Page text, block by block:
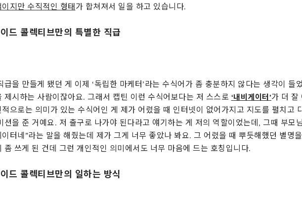
지만 수직적인 형태 가 합쳐져서 일을 하고 있습니다.
드 콜렉티브만의 특별한 직급
급을 만들게 됐던 게 이제 ‘독립한 마케터’라는 수식어가 좀 충분하지 않다는 생각이 들
제시하는 사람이잖아요. 그래서 캡틴 이런 수식어보다는 저 스스로 ‘내비게이터’가 더 잘
적으로는 의미가 있는 수식어인 게 제가 어렸을 때 인터넷이 없어가지고 지도를 펼치고
션을 준 거예요. 저 출구로 나가야 된다라고 얘기하는 게 저의 역할이었는데, 그때 부모
이터네”라는 말을 해줬는데 제가 그게 너무 좋았나 봐요. 그 어렸을 때 뿌듯해했던 별명
좀 쓰게 된 건데 그런 개인적인 의미에서도 너무 마음에 드는 호칭입니다.
드 콜렉티브만의 일하는 방식